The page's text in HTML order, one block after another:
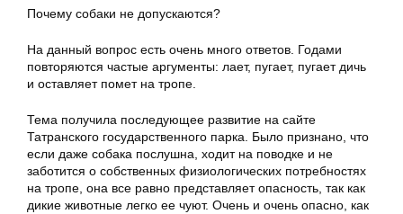
Почему собаки не допускаются?
На данный вопрос есть очень много ответов. Годами
повторяются частые аргументы: лает, пугает, пугает дичь
и оставляет помет на тропе.
Тема получила последующее развитие на сайте
Татранского государственного парка. Было признано, что
если даже собака послушна, ходит на поводке и не
заботится о собственных физиологических потребностях
на тропе, она все равно представляет опасность, так как
дикие животные легко ее чуют. Очень и очень опасно, как